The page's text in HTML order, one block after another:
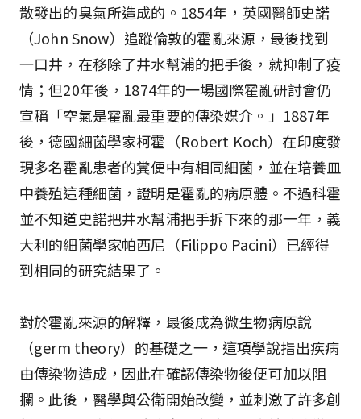
散發出的臭氣所造成的。1854年，英國醫師史諾
（John Snow）追蹤倫敦的霍亂來源，最後找到
一口井，在移除了井水幫浦的把手後，就抑制了疫
情；但20年後，1874年的一場國際霍亂研討會仍
宣稱「空氣是霍亂最重要的傳染媒介。」1887年
後，德國細菌學家柯霍（Robert Koch）在印度發
現多名霍亂患者的糞便中有相同細菌，並在培養皿
中養殖這種細菌，證明是霍亂的病原體。不過科霍
並不知道史諾把井水幫浦把手拆下來的那一年，義
大利的細菌學家帕西尼（Filippo Pacini）已經得
到相同的研究結果了。
對於霍亂來源的解釋，最後成為微生物病原說
（germ theory）的基礎之一，這項學說指出疾病
由傳染物造成，因此在確認傳染物後便可加以阻
攔。此後，醫學與公衛開始改變，並刺激了許多創